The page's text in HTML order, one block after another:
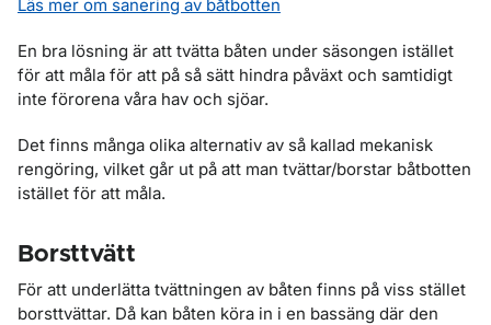
Läs mer om sanering av båtbotten
En bra lösning är att tvätta båten under säsongen istället
för att måla för att på så sätt hindra påväxt och samtidigt
inte förorena våra hav och sjöar.
Det finns många olika alternativ av så kallad mekanisk
rengöring, vilket går ut på att man tvättar/borstar båtbotten
istället för att måla.
Borsttvätt
För att underlätta tvättningen av båten finns på viss stället
borsttvättar. Då kan båten köra in i en bassäng där den